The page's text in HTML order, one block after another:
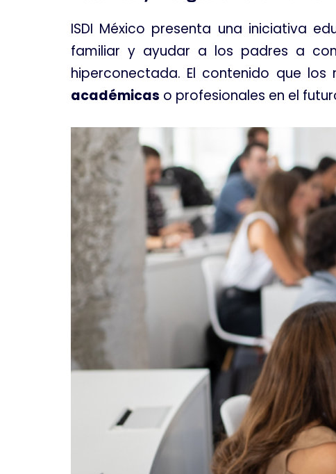
ISDI México presenta una iniciativa
familiar y ayudar a los padres a
hiperconectada. El contenido que
académicas o profesionales en el